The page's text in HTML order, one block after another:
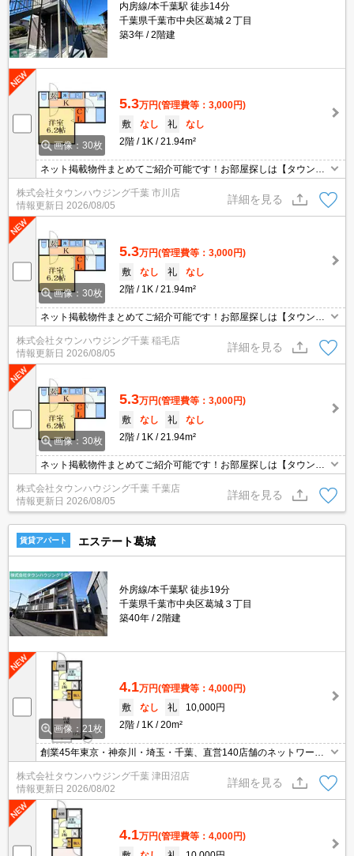
内房線/本千葉駅 徒歩14分
千葉県千葉市中央区葛城２丁目
築3年
2階建
画像：30枚
5.3万円(管理費等：3,000円)
敷
なし 礼
なし
2階
1K 21.94m²
ネット掲載物件まとめてご紹介可能です！お部屋探しは【タウンハ
ウジング】にお任せください！※オンライン内見・現地待ち合わせ
は事前にご相談ください。
株式会社タウンハウジング千葉 市川店
情報更新日 2026/08/05
詳細を見る
画像：30枚
5.3万円(管理費等：3,000円)
敷
なし 礼
なし
2階
1K 21.94m²
ネット掲載物件まとめてご紹介可能です！お部屋探しは【タウンハ
ウジング】にお任せください！※オンライン内見・現地待ち合わせ
は事前にご相談ください。
株式会社タウンハウジング千葉 稲毛店
情報更新日 2026/08/05
詳細を見る
画像：30枚
5.3万円(管理費等：3,000円)
敷
なし 礼
なし
2階
1K 21.94m²
ネット掲載物件まとめてご紹介可能です！お部屋探しは【タウンハ
ウジング】にお任せください！※オンライン内見・現地待ち合わせ
は事前にご相談ください。
株式会社タウンハウジング千葉 千葉店
情報更新日 2026/08/05
詳細を見る
賃貸アパート エステート葛城
外房線/本千葉駅 徒歩19分
千葉県千葉市中央区葛城３丁目
築40年
2階建
画像：21枚
4.1万円(管理費等：4,000円)
敷
なし 礼
10,000円
2階
1K 20m²
創業45年東京・神奈川・埼玉・千葉、直営140店舗のネットワーク
でお部屋探しをサポートするタウンハウジング。お部屋探しは【タ
ウンハウジング】にお任せ下さい！
株式会社タウンハウジング千葉 津田沼店
情報更新日 2026/08/02
詳細を見る
4.1万円(管理費等：4,000円)